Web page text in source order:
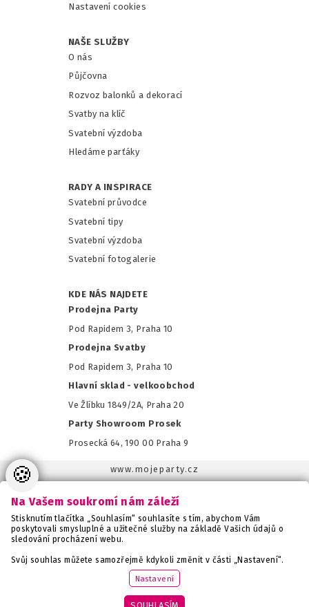
Nastavení cookies
NAŠE SLUŽBY
O nás
Půjčovna
Rozvoz balonků a dekorací
Svatby na klíč
Svatební výzdoba
Hledáme parťáky
RADY A INSPIRACE
Svatební průvodce
Svatební tipy
Svatební výzdoba
Svatební fotogalerie
KDE NÁS NAJDETE
Prodejna Party
Pod Rapidem 3, Praha 10
Prodejna Svatby
Pod Rapidem 3, Praha 10
Hlavní sklad - velkoobchod
Ve Žlíbku 1849/2A, Praha 20
Party Showroom Prosek
Prosecká 64, 190 00 Praha 9
www.mojeparty.cz
www.svatebnivyzdoba.cz
www.detskaparty.cz
www.balonkovadekorace.cz
www.potiskbalonku.cz
www.stylovaparty.cz
🍪
Na Vašem soukromí nám záleží
Stisknutím tlačítka „Souhlasím“ souhlasíte s tím, abychom Vám
poskytovali smysluplné a užitečné služby na základě Vašich údajů o
sledování procházení webu.
Svůj souhlas můžete samozřejmě kdykoli změnit v části „Nastavení“.
Nastavení